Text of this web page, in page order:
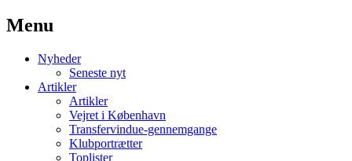
Наши партнеры
лучшие займы
Menu
Nyheder
Seneste nyt
Artikler
Artikler
Vejret i København
Transfervindue-gennemgange
Klubportrætter
Toplister